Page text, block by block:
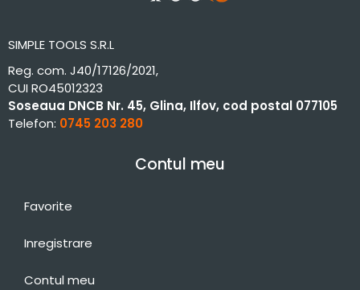
SIMPLE TOOLS S.R.L
Reg. com. J40/17126/2021,
CUI RO45012323
Soseaua DNCB Nr. 45, Glina, Ilfov, cod postal 077105
Telefon: 0745 203 280
Contul meu
Favorite
Inregistrare
Contul meu